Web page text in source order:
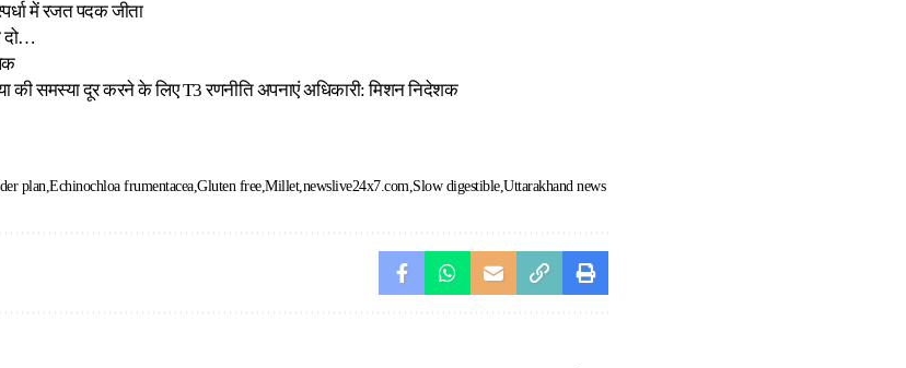
में रजत पदक जीता
दो…
की समस्या दूर करने के लिए T3 रणनीति अपनाएं अधिकारी: मिशन निदेशक
plan Echinochloa frumentacea Gluten free Millet newslive24x7.com Slow digestible Uttarakhand news